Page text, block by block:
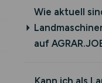
Wie aktuell
auf
Kann ich als